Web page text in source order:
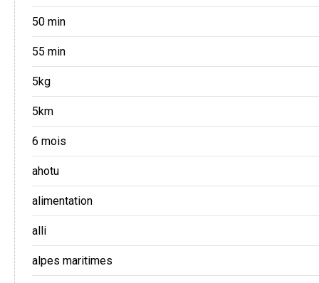
50 min
55 min
5kg
5km
6 mois
ahotu
alimentation
alli
alpes maritimes